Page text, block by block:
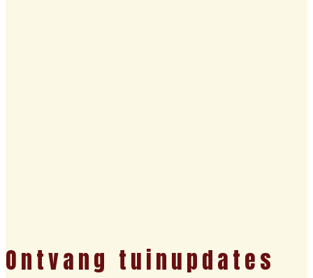
Ontvang tuinupdates